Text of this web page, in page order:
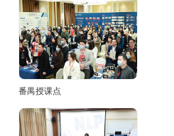
番禺授课点